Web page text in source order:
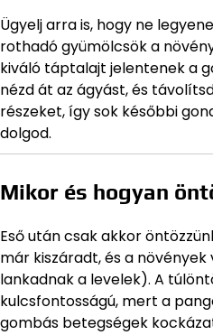
Ügyelj arra is, hogy ne
rothadó gyümölcsök a
kiváló táptalajt jelentenek a
nézd át az ágyást, és
részeket, így sok későbbi
dolgod.
Mikor és hogyan
Eső után csak akkor
már kiszáradt, és a
lankadnak a levelek). A
kulcsfontosságú, mert a
gombás betegségek